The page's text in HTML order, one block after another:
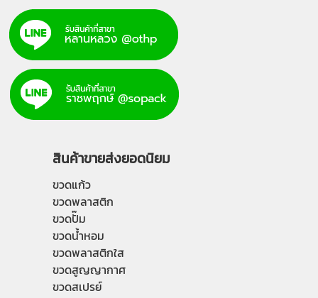
สินค้าขายส่งยอดนิยม
ขวดแก้ว
ขวดพลาสติก
ขวดปั๊ม
ขวดน้ำหอม
ขวดพลาสติกใส
ขวดสูญญากาศ
ขวดสเปรย์